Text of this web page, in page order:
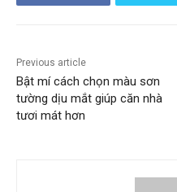
Previous article
Bật mí cách chọn màu sơn
tường dịu mắt giúp căn nhà
tươi mát hơn